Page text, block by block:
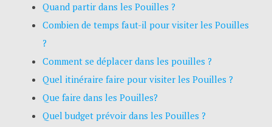
Quand partir dans les Pouilles ?
Combien de temps faut-il pour visiter les Pouilles
?
Comment se déplacer dans les pouilles ?
Quel itinéraire faire pour visiter les Pouilles ?
Que faire dans les Pouilles?
Quel budget prévoir dans les Pouilles ?